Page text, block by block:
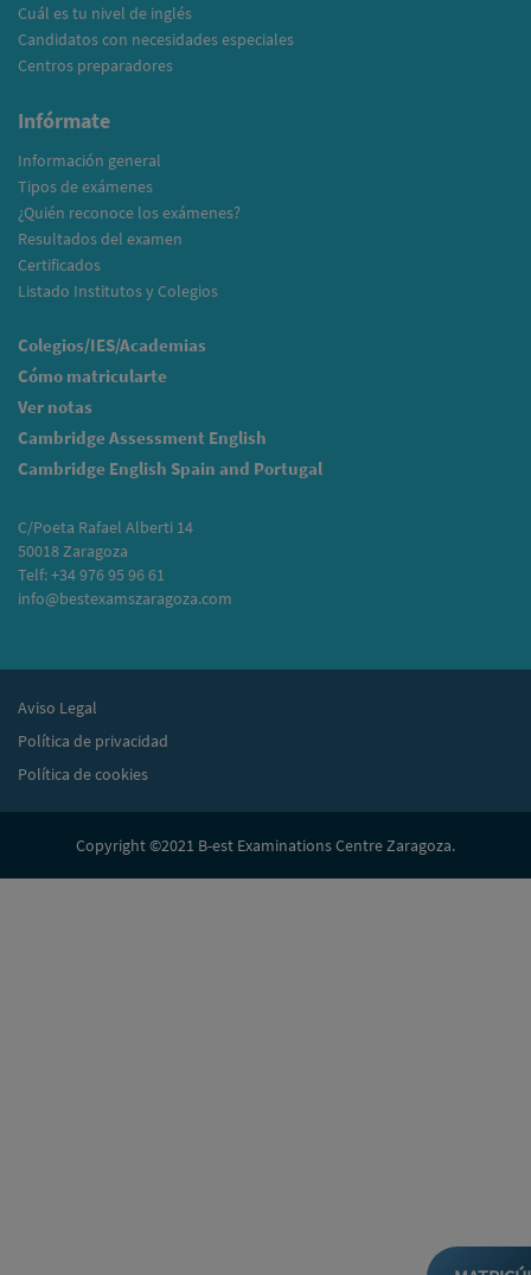
Cuál es tu nivel de inglés
Candidatos con necesidades especiales
Centros preparadores
Infórmate
Información general
Tipos de exámenes
¿Quién reconoce los exámenes?
Resultados del examen
Certificados
Listado Institutos y Colegios
Colegios/IES/Academias
Cómo matricularte
Ver notas
Cambridge Assessment English
Cambridge English Spain and Portugal
C/Poeta Rafael Alberti 14
50018 Zaragoza
Telf: +34 976 95 96 61
info@bestexamszaragoza.com
Aviso Legal
Política de privacidad
Política de cookies
Copyright ©2021 B-est Examinations Centre Zaragoza.